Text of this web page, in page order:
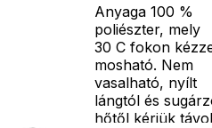
Anyaga 100 %
poliészter, mely
30 C fokon
mosható. Nem
vasalható, nyílt
lángtól és
hőtől kérjük távol